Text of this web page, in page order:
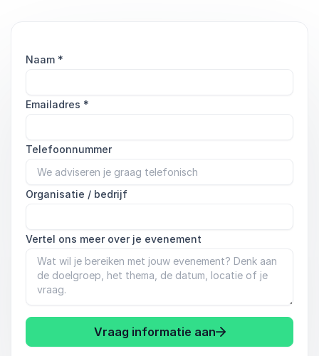
Naam *
Emailadres *
Telefoonnummer
Organisatie / bedrijf
Vertel ons meer over je evenement
Vraag informatie aan